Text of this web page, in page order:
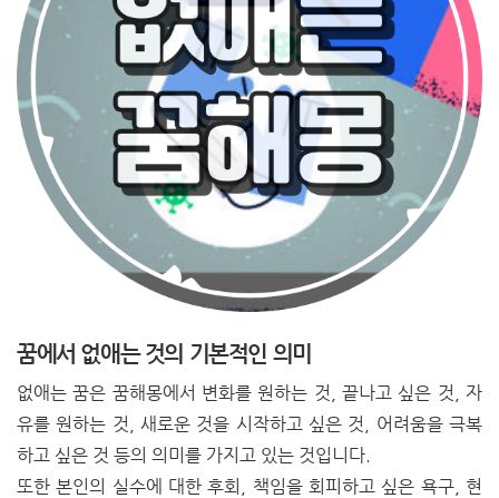
꿈에서 없애는 것의 기본적인 의미
없애는 꿈은 꿈해몽에서 변화를 원하는 것, 끝나고 싶은 것, 자
유를 원하는 것, 새로운 것을 시작하고 싶은 것, 어려움을 극복
하고 싶은 것 등의 의미를 가지고 있는 것입니다.
또한 본인의 실수에 대한 후회, 책임을 회피하고 싶은 욕구, 현